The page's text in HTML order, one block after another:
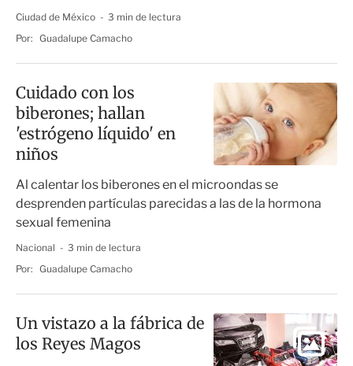
Ciudad de México
3 min de lectura
Por: Guadalupe Camacho
Cuidado con los
biberones; hallan
'estrógeno líquido' en
niños
Al calentar los biberones en el microondas se
desprenden partículas parecidas a las de la hormona
sexual femenina
Nacional
3 min de lectura
Por: Guadalupe Camacho
Un vistazo a la fábrica de
los Reyes Magos